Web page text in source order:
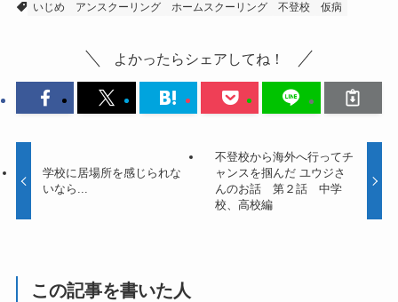
いじめ
アンスクーリング ホームスクーリング 不登校 仮病
よかったらシェアしてね！
学校に居場所を感じられな
いなら...
不登校から海外へ行ってチ
ャンスを掴んだ ユウジさ
んのお話 第２話 中学
校、高校編
この記事を書いた人